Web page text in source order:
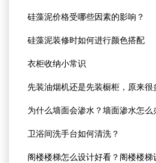
硅藻泥价格受哪些因素的影响？
硅藻泥装修时如何进行颜色搭配
衣柜收纳小常识
先装油烟机还是先装橱柜，原来很
为什么墙面会渗水？墙面渗水怎么
卫浴间洗手台如何清洗？
阁楼楼梯怎么设计好看？阁楼楼梯